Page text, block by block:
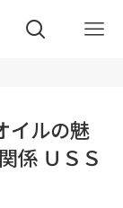
イルの魅
係 ＵＳＳ